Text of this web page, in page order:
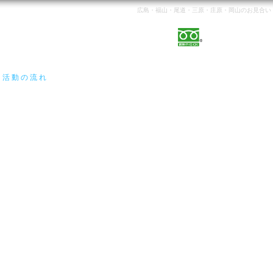
広島・福山・尾道・三原・庄原・岡山のお見合
活 動 の 流 れ